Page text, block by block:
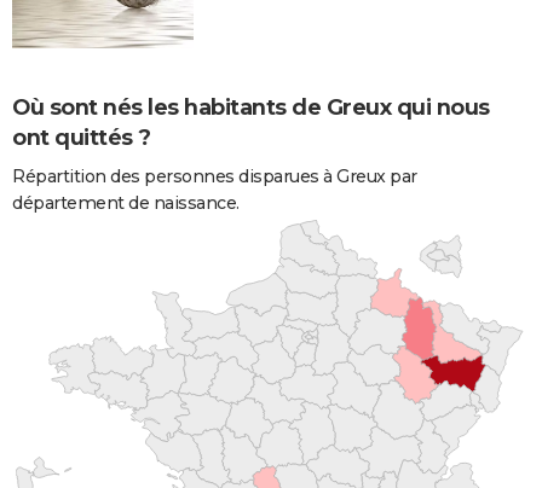
Où sont nés les habitants de Greux qui nous
ont quittés ?
Répartition des personnes disparues à Greux par
département de naissance.